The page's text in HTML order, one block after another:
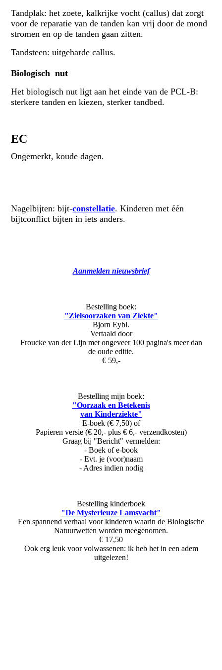
Tandplak: het zoete, kalkrijke vocht (callus) dat zorgt
voor de reparatie van de tanden kan vrij door de mond
stromen en op de tanden gaan zitten.
Tandsteen: uitgeharde callus.
Biologisch nut
Het biologisch nut ligt aan het einde van de PCL-B:
sterkere tanden en kiezen, sterker tandbed.
EC
Ongemerkt, koude dagen.
Nagelbijten: bijt-constellatie. Kinderen met één
bijtconflict bijten in iets anders.
Aanmelden nieuwsbrief
Bestelling boek:
"Zielsoorzaken van Ziekte"
Bjorn Eybl.
Vertaald door
Froucke van der Lijn met ongeveer 100 pagina's meer dan
de oude editie.
€ 59,-
Bestelling mijn boek:
"Oorzaak en Betekenis
van Kinderziekte"
E-boek (€ 7,50) of
Papieren versie (€ 20,- plus € 6,- verzendkosten)
Graag bij "Bericht" vermelden:
- Boek of e-book
- Evt. je (voor)naam
- Adres indien nodig
Bestelling kinderboek
"De Mysterieuze Lamsvacht"
Een spannend verhaal voor kinderen waarin de Biologische
Natuurwetten worden meegenomen.
€ 17,50
Ook erg leuk voor volwassenen: ik heb het in een adem
uitgelezen!